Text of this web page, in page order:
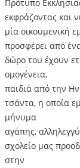
Πρότυπο
εκφράζοντας και
μία οικουμενική
προσφέρει από
δώρο του έχουν
ομογένεια,
παιδιά από την
τσάντα, η οποία
μήνυμα
αγάπης,
σχολείο μας
στην